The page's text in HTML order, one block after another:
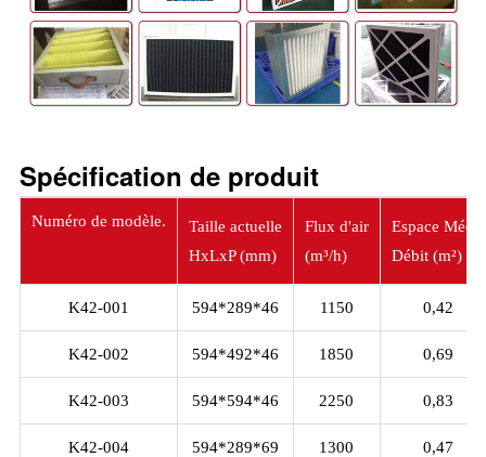
Spécification de produit
Numéro de modèle.
Taille actuelle
HxLxP (mm)
Flux d'air
(m³/h)
Espace Média
Débit (m²)
K42-001 594*289*46 1150 0,42
K42-002 594*492*46 1850 0,69
K42-003 594*594*46 2250 0,83
K42-004 594*289*69 1300 0,47